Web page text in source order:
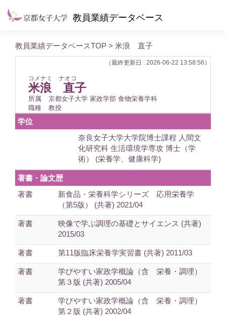
教員業績データベース
教員業績データベースTOP > 米浪 直子
（最終更新日 : 2026-06-22 13:58:56）
コメナミ ナオコ
米浪 直子
所属
京都女子大学 家政学部 食物栄養学科
職種
教授
学位
奈良女子大学大学院博士課程 人間文
化研究科 生活環境学専攻 博士（学
術） (栄養学、健康科学)
著書・論文歴
著書
新食品・栄養科学シリーズ 応用栄養学
（第5版） (共著) 2021/04
著書
映像で学ぶ調理の基礎とサイエンス (共著)
2015/03
著書 第11版臨床栄養学実習書 (共著) 2011/03
著書
学びやすい家政学概論（含 栄養・調理）
第３版 (共著) 2005/04
著書
学びやすい家政学概論（含 栄養・調理）
第２版 (共著) 2002/04